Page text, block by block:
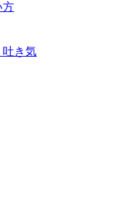
方
吐き気